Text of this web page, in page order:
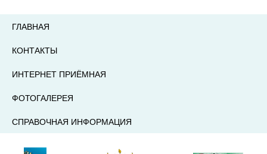
ГЛАВНАЯ
КОНТАКТЫ
ИНТЕРНЕТ ПРИЁМНАЯ
ФОТОГАЛЕРЕЯ
СПРАВОЧНАЯ ИНФОРМАЦИЯ